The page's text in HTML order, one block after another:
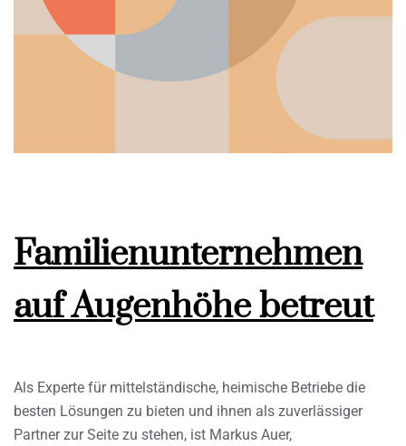
Familienunternehmen
auf Augenhöhe betreut
Als Experte für mittelständische, heimische Betriebe die
besten Lösungen zu bieten und ihnen als zuverlässiger
Partner zur Seite zu stehen, ist Markus Auer,